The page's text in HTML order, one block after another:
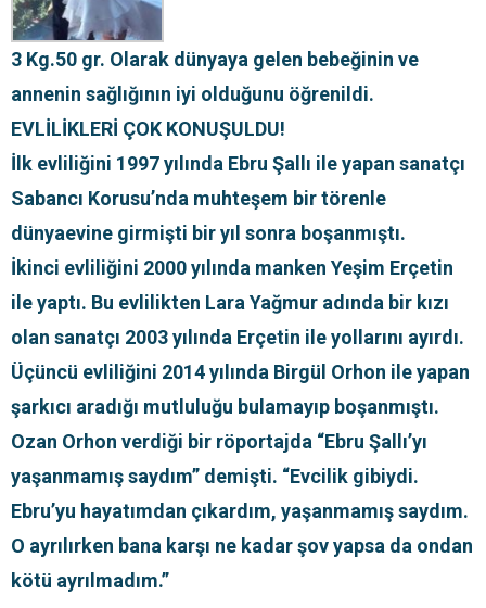
3 Kg.50 gr. Olarak dünyaya gelen bebeğinin ve
annenin sağlığının iyi olduğunu öğrenildi.
EVLİLİKLERİ ÇOK KONUŞULDU!
İlk evliliğini 1997 yılında Ebru Şallı ile yapan sanatçı
Sabancı Korusu’nda muhteşem bir törenle
dünyaevine girmişti bir yıl sonra boşanmıştı.
İkinci evliliğini 2000 yılında manken Yeşim Erçetin
ile yaptı. Bu evlilikten Lara Yağmur adında bir kızı
olan sanatçı 2003 yılında Erçetin ile yollarını ayırdı.
Üçüncü evliliğini 2014 yılında Birgül Orhon ile yapan
şarkıcı aradığı mutluluğu bulamayıp boşanmıştı.
Ozan Orhon verdiği bir röportajda “Ebru Şallı’yı
yaşanmamış saydım” demişti. “Evcilik gibiydi.
Ebru’yu hayatımdan çıkardım, yaşanmamış saydım.
O ayrılırken bana karşı ne kadar şov yapsa da ondan
kötü ayrılmadım.”